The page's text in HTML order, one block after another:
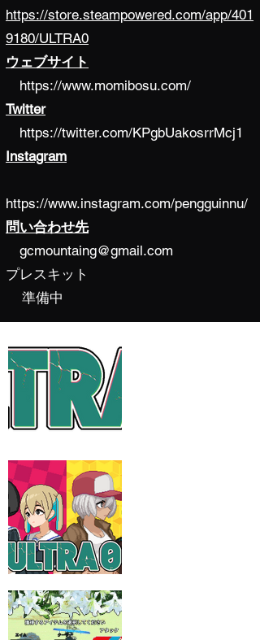
https://store.steampowered.com/app/401
9180/ULTRA0
ウェブサイト
https://www.momibosu.com/
Twitter
https://twitter.com/KPgbUakosrrMcj1
Instagram
https://www.instagram.com/pengguinnu/
問い合わせ先
gcmountaing@gmail.com
プレスキット
準備中